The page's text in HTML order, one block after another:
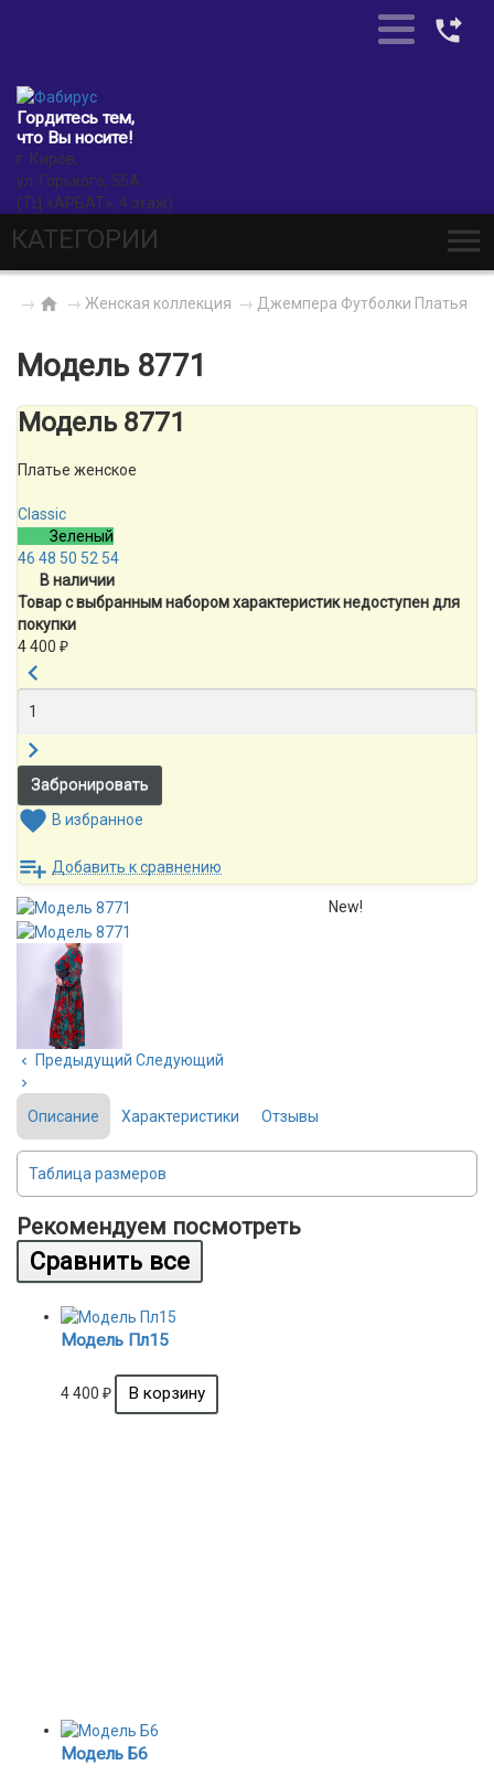
Гордитесь тем,
что Вы носите!
г. Киров,
ул. Горького, 55А
(ТЦ «АРБАТ», 4 этаж)
КАТЕГОРИИ
→ → Женская коллекция → Джемпера Футболки Платья
Модель 8771
Модель 8771
Платье женское
Classic
Зеленый
46 48 50 52 54
В наличии
Товар с выбранным набором характеристик недоступен для
покупки
4 400 ₽
В избранное
Добавить к сравнению
New!
Предыдущий Следующий
Описание Характеристики Отзывы
Таблица размеров
Рекомендуем посмотреть
Модель Пл15
4 400 ₽
Модель Б6